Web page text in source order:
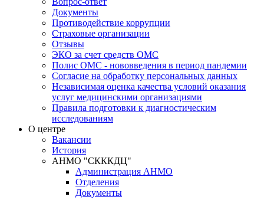
Документы
Противодействие коррупции
Страховые организации
Отзывы
ЭКО за счет средств ОМС
Полис ОМС - нововведения в период пандемии
Согласие на обработку персональных данных
Независимая оценка качества условий оказания
услуг медицинскими организациями
Правила подготовки к диагностическим
исследованиям
О центре
Вакансии
История
АНМО "СКККДЦ"
Администрация АНМО
Отделения
Документы